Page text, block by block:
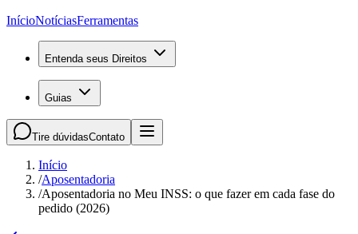
InícioNotíciasFerramentas
Entenda seus Direitos
Guias
Tire dúvidasContato
Início
/Aposentadoria
/Aposentadoria no Meu INSS: o que fazer em cada fase do
pedido (2026)